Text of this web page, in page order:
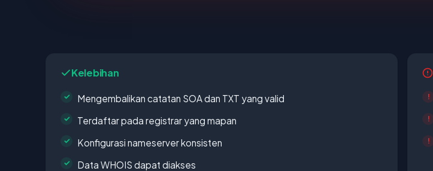
Kelebihan
Mengembalikan catatan SOA dan TXT yang valid
Terdaftar pada registrar yang mapan
Konfigurasi nameserver konsisten
Data WHOIS dapat diakses